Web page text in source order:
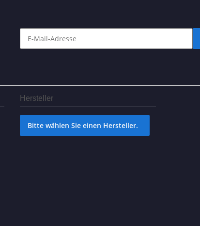
Hersteller
Bitte wählen Sie einen Hersteller.